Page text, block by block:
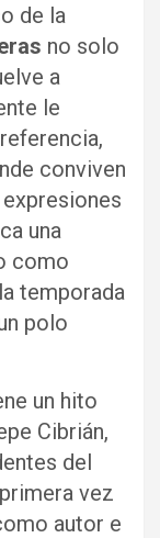
de la
no solo
a
le
conviven
una
como
temporada
polo
un hito
Cibrián,
del
vez
autor e